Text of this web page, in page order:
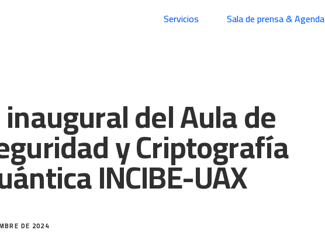
Servicios Sala de prensa & Agenda
del Aula de
y Criptografía
INCIBE-UAX
DE 2024